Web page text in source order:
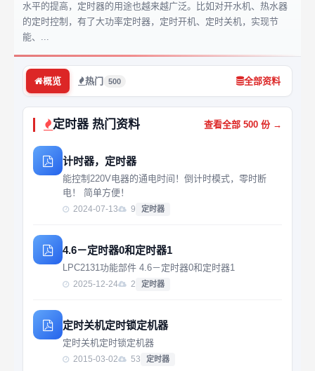
水平的提高，定时器的用途也越来越广泛。比如对开水机、热水器
的定时控制，有了大功率定时器，定时开机、定时关机，实现节
能、...
概览 热门 500 全部资料
定时器 热门资料 查看全部 500 份 →
计时器，定时器
能控制220V电器的通电时间！倒计时模式，零时断
电！ 简单方便！
2024-07-13 9 定时器
4.6－定时器0和定时器1
LPC2131功能部件 4.6－定时器0和定时器1
2025-12-24 2 定时器
定时关机定时锁定机器
定时关机定时锁定机器
2015-03-02 53 定时器